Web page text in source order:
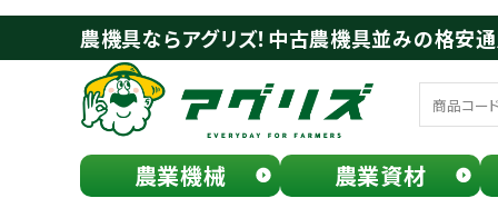
農機具ならアグリズ！中古農機具並みの格安
農業機械 農業資材